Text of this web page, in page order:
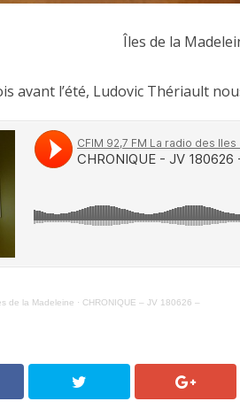
Îles de la
avant l’été, Ludovic Thériault
de la Madeleine · CHRONIQUE – JV 180626 –